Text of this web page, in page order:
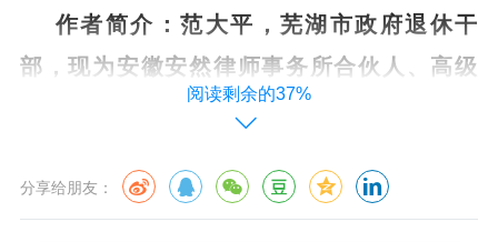
作者简介：范大平，芜湖市政府退休干
部，现为安徽安然律师事务所合伙人、高级
律师。曾在中国律师等期刊上发表130多篇论
开拓案源》（台海出版社）《建筑工程项目
阅读剩余的37%
分享给朋友：